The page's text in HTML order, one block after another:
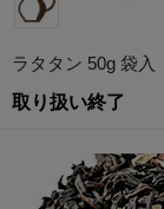
ラタタン 50g 袋入
取り扱い終了